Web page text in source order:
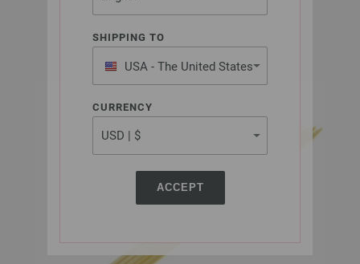
SHIPPING TO
USA - The United States
of America
CURRENCY
ACCEPT